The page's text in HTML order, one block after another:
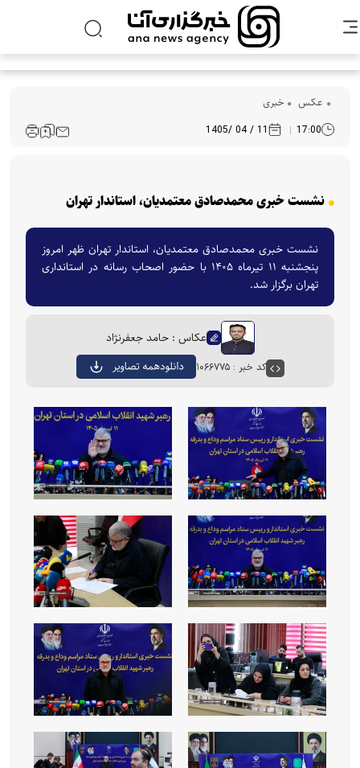
عکس خبری
17:00
11 / 04 /1405
نشست خبری محمدصادق معتمدیان، استاندار تهران
نشست خبری محمدصادق معتمدیان، استاندار تهران ظهر امروز
پنجشنبه ۱۱ تیرماه ۱۴۰۵ با حضور اصحاب رسانه در استانداری
تهران برگزار شد.
عکاس : حامد جعفرنژاد
کد خبر : ۱۰۶۶۷۷۵